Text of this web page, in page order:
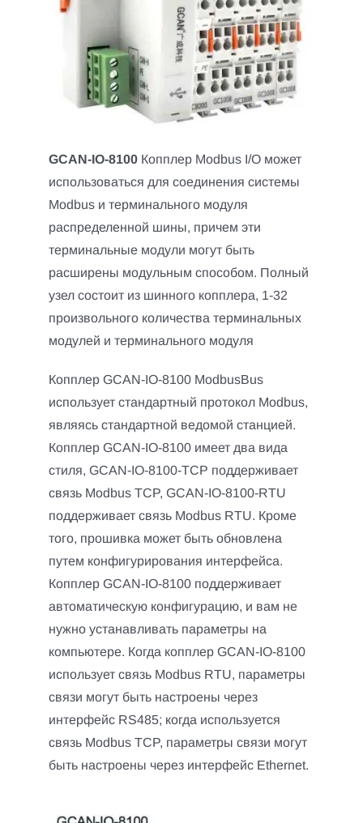
GCAN-IO-8100Копплер Modbus I/O может
использоваться для соединения системы
Modbus и терминального модуля
распределенной шины, причем эти
терминальные модули могут быть
расширены модульным способом. Полный
узел состоит из шинного копплера, 1-32
произвольного количества терминальных
модулей и терминального модуля
Копплер GCAN-IO-8100 ModbusBus
использует стандартный протокол Modbus,
являясь стандартной ведомой станцией.
Копплер GCAN-IO-8100 имеет два вида
стиля, GCAN-IO-8100-TCP поддерживает
связь Modbus TCP, GCAN-IO-8100-RTU
поддерживает связь Modbus RTU. Кроме
того, прошивка может быть обновлена
путем конфигурирования интерфейса.
Копплер GCAN-IO-8100 поддерживает
автоматическую конфигурацию, и вам не
нужно устанавливать параметры на
компьютере. Когда копплер GCAN-IO-8100
использует связь Modbus RTU, параметры
связи могут быть настроены через
интерфейс RS485; когда используется
связь Modbus TCP, параметры связи могут
быть настроены через интерфейс Ethernet.